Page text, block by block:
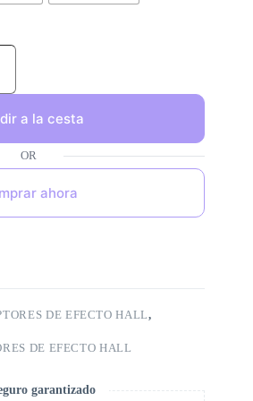
a la cesta
ahora
DE EFECTO HALL,
DE EFECTO HALL
garantizado